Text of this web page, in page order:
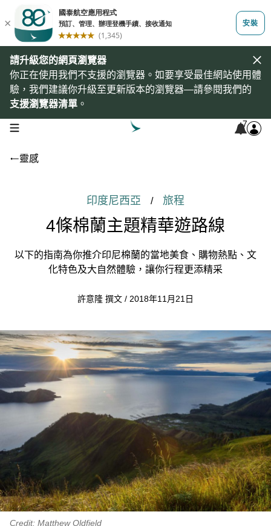
請升級您的網頁瀏覽器
你正在使用我們不支援的瀏覽器。如要享受最佳網站使用體
驗，我們建議你升級至更新版本的瀏覽器—請參閱我們的
支援瀏覽器清單 。
open navigation menu 7
靈感
印度尼西亞 / 旅程
4條棉蘭主題精華遊路線
以下的指南為你推介印尼棉蘭的當地美食、購物熱點、文
化特色及大自然體驗，讓你行程更添精采
許意隆 撰文 / 2018年11月21日
Credit: Matthew Oldfield